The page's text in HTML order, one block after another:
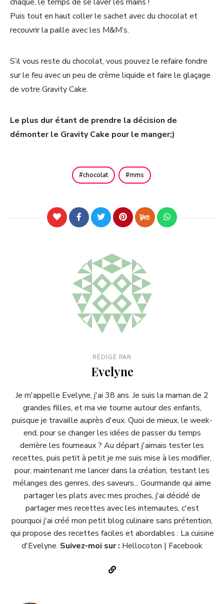
Puis tout en haut coller le sachet avec du chocolat et
recouvrir la paille avec les M&M’s.
S’il vous reste du chocolat, vous pouvez le refaire fondre
sur le feu avec un peu de crème liquide et faire le glaçage
de votre Gravity Cake.
Le plus dur étant de prendre la décision de
démonter le Gravity Cake pour le manger;)
chocolat mms
RÉDIGÉ PAR
Evelyne
Je m'appelle Evelyne, j'ai 38 ans. Je suis la maman de 2
grandes filles, et ma vie tourne autour des enfants,
puisque je travaille auprès d'eux. Quoi de mieux, le week-
end, pour se changer les idées de passer du temps
derrière les fourneaux ? Au départ j'aimais tester les
recettes, puis petit à petit je me suis mise à les modifier,
pour, maintenant me lancer dans la création, testant les
mélanges des genres, des saveurs... Gourmande qui aime
partager les plats avec mes proches, j'ai décidé de
partager mes recettes avec les internautes, c'est
pourquoi j'ai créé mon petit blog culinaire sans prétention,
qui propose des recettes faciles et abordables : La cuisine
d'Evelyne. Suivez-moi sur : Hellocoton | Facebook